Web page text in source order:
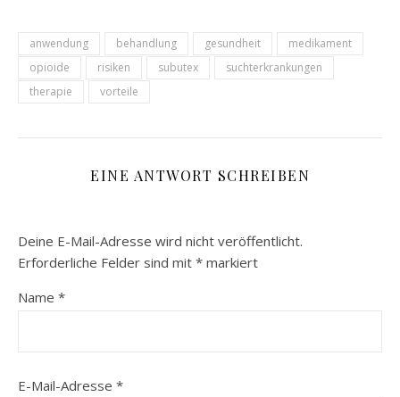
anwendung behandlung gesundheit
medikament
opioide
risiken subutex
suchterkrankungen
therapie
vorteile
EINE ANTWORT SCHREIBEN
Deine E-Mail-Adresse wird nicht veröffentlicht.
Erforderliche Felder sind mit * markiert
Name *
E-Mail-Adresse *